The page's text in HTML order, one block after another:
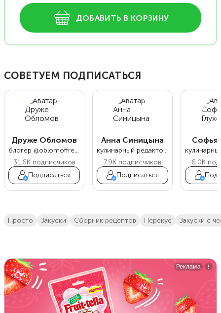
ДОБАВИТЬ В КОРЗИНУ
СОВЕТУЕМ ПОДПИСАТЬСЯ
Друже Обломов
блогер @oblomoffrecipe
31.6Kподписчиков
Подписаться
Анна Синицына
кулинарный редактор Food.ru
7.9K подписчиков
Подписаться
Софья
6.0K
просто закуски сборник рецептов перекус закуски с